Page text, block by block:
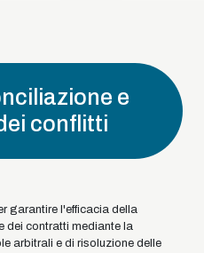
e
conflitti
garantire l'efficacia della
dei contratti mediante la
arbitrali e di risoluzione delle